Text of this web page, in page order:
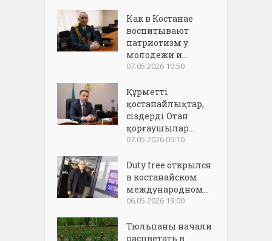
Как в Костанае
воспитывают
патриотизм у
молодежи и...
07.05.2026 10:50
Құрметті
қостанайлықтар,
сіздерді Отан
қорғаушылар...
07.05.2026 09:10
Duty free открылся
в костанайском
международном...
06.05.2026 19:00
Тюльпаны начали
расцветать в